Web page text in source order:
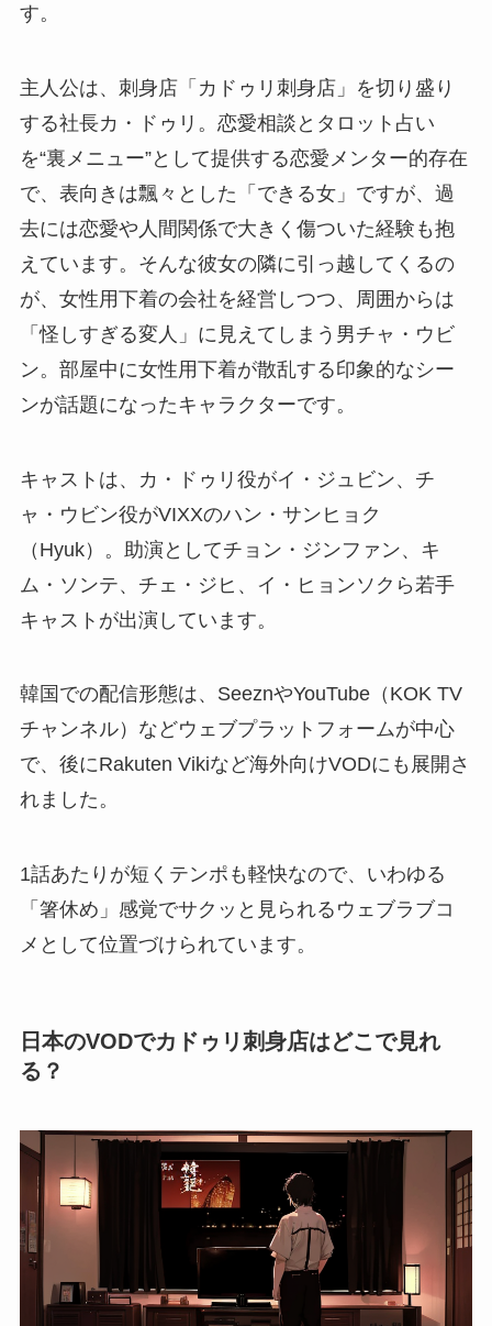
す。
主人公は、刺身店「カドゥリ刺身店」を切り盛り
する社長カ・ドゥリ。恋愛相談とタロット占い
を“裏メニュー”として提供する恋愛メンター的存在
で、表向きは飄々とした「できる女」ですが、過
去には恋愛や人間関係で大きく傷ついた経験も抱
えています。そんな彼女の隣に引っ越してくるの
が、女性用下着の会社を経営しつつ、周囲からは
「怪しすぎる変人」に見えてしまう男チャ・ウビ
ン。部屋中に女性用下着が散乱する印象的なシー
ンが話題になったキャラクターです。
キャストは、カ・ドゥリ役がイ・ジュビン、チ
ャ・ウビン役がVIXXのハン・サンヒョク
（Hyuk）。助演としてチョン・ジンファン、キ
ム・ソンテ、チェ・ジヒ、イ・ヒョンソクら若手
キャストが出演しています。
韓国での配信形態は、SeeznやYouTube（KOK TV
チャンネル）などウェブプラットフォームが中心
で、後にRakuten Vikiなど海外向けVODにも展開さ
れました。
1話あたりが短くテンポも軽快なので、いわゆる
「箸休め」感覚でサクッと見られるウェブラブコ
メとして位置づけられています。
日本のVODでカドゥリ刺身店はどこで見れ
る？